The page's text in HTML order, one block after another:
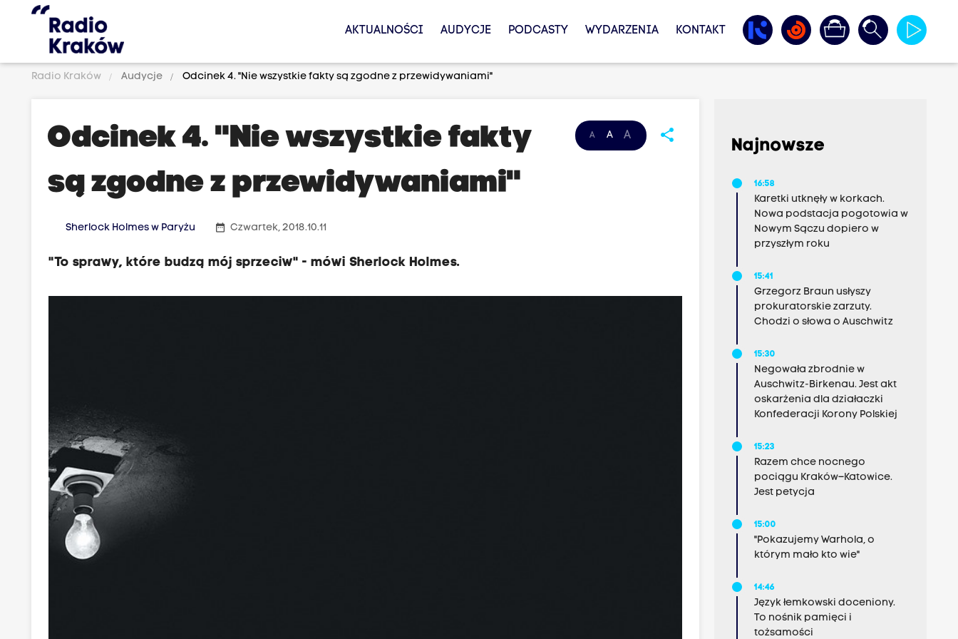
AKTUALNOŚCI AUDYCJE PODCASTY WYDARZENIA KONTAKT
Radio Kraków Audycje Odcinek 4. "Nie wszystkie fakty są zgodne z przewidywaniami"
A A A share
Odcinek 4. "Nie wszystkie fakty
są zgodne z przewidywaniami"
Sherlock Holmes w Paryżu date_range Czwartek, 2018.10.11
"To sprawy, które budzą mój sprzeciw" - mówi Sherlock Holmes.
Najnowsze
16:58
Karetki utknęły w korkach.
Nowa podstacja pogotowia w
Nowym Sączu dopiero w
przyszłym roku
15:41
Grzegorz Braun usłyszy
prokuratorskie zarzuty.
Chodzi o słowa o Auschwitz
15:30
Negowała zbrodnie w
Auschwitz-Birkenau. Jest akt
oskarżenia dla działaczki
Konfederacji Korony Polskiej
15:23
Razem chce nocnego
pociągu Kraków–Katowice.
Jest petycja
15:00
"Pokazujemy Warhola, o
którym mało kto wie"
14:46
Język łemkowski doceniony.
To nośnik pamięci i
tożsamości